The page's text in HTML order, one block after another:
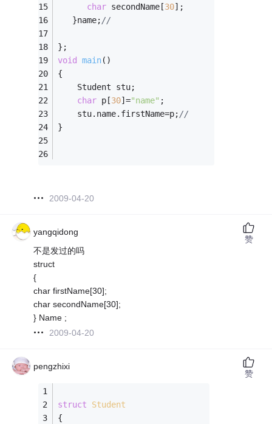
char secondName[30];
   }name;
//
};
void
main()
{
    Student stu;
char p[30]="name" ;
    stu.name.firstName=p;
//
}
2009-04-20
yangqidong
不是发过的吗
struct
{
char firstName[30];
char secondName[30];
} Name ;
2009-04-20
赞
pengzhixi
struct
Student
{
赞